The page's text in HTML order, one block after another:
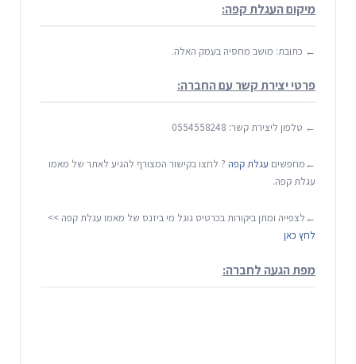
מיקום העגלת קפה:
← כתובת: מושב מחסיה בעמק האלה.
פרטי יצירת קשר עם החברה:
← טלפון ליצירת קשר: 0554558248
←מחפשים עגלת קפה ? לחצו בקישור המצורף להגיע לאתר של מאמו
עגלת קפה.
←לצפייה ומתן ביקורות בכרטיס גוגל מי ביזנס של מאמו עגלת קפה >>
לחץ כאן
מפת הגעה לחברה: